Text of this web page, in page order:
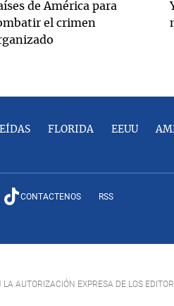
de América para
el crimen
FLORIDA EEUU
CONTACTENOS RSS
AUTORIZACIÓN EXPRESA DE LOS